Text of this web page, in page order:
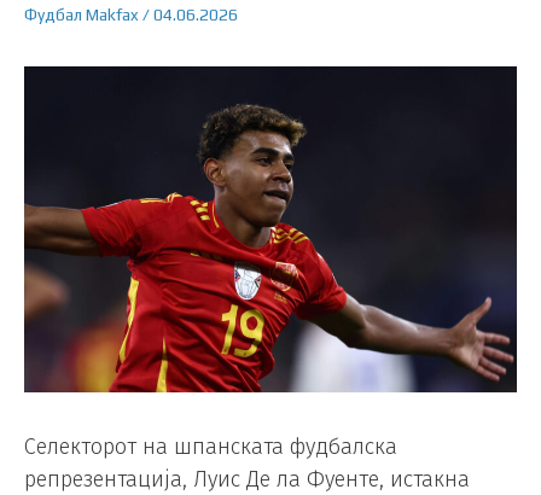
Фудбал Makfax /04.06.2026
Селекторот на шпанската фудбалска
репрезентација, Луис Де ла Фуенте, истакна